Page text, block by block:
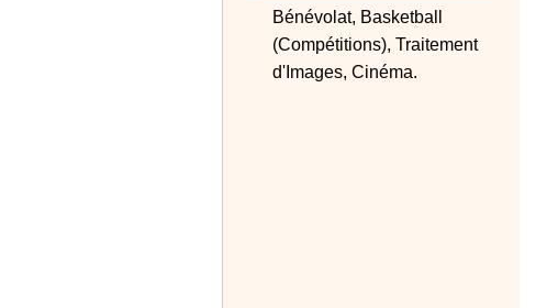
Bénévolat, Basketball
(Compétitions), Traitement
d'Images, Cinéma.